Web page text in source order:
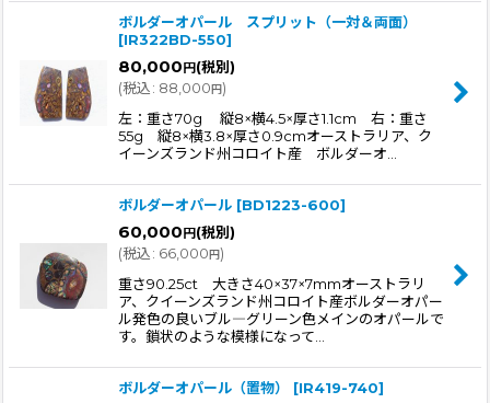
ボルダーオパール スプリット（一対＆両面）
[IR322BD-550]
80,000 円 (税別)
(税込: 88,000円)
左：重さ70g 縦8×横4.5×厚さ1.1cm 右：重さ
55g 縦8×横3.8×厚さ0.9cmオーストラリア、ク
イーンズランド州コロイト産 ボルダーオ…
ボルダーオパール [BD1223-600]
60,000 円 (税別)
(税込: 66,000円)
重さ90.25ct 大きさ40×37×7mmオーストラリ
ア、クイーンズランド州コロイト産ボルダーオパー
ル発色の良いブル―グリーン色メインのオパールで
す。鎖状のような模様になって…
ボルダーオパール（置物） [IR419-740]